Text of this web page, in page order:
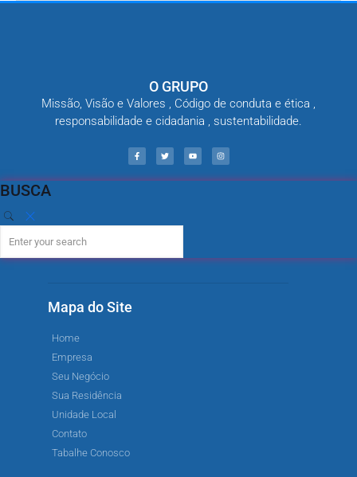
O GRUPO
Missão, Visão e Valores , Código de conduta e ética ,
responsabilidade e cidadania , sustentabilidade.
BUSCA
Mapa do Site
Home
Empresa
Seu Negócio
Sua Residência
Unidade Local
Contato
Tabalhe Conosco